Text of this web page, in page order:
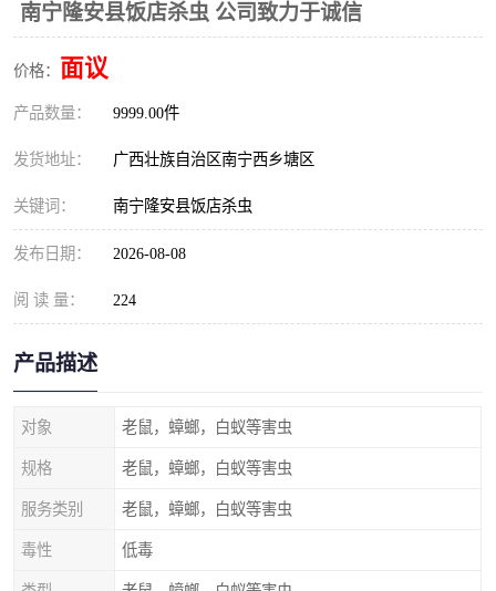
南宁隆安县饭店杀虫 公司致力于诚信
价格： 面议
产品数量： 9999.00件
发货地址： 广西壮族自治区南宁西乡塘区
关键词： 南宁隆安县饭店杀虫
发布日期： 2026-08-08
阅 读 量： 224
产品描述
对象 老鼠，蟑螂，白蚁等害虫
规格 老鼠，蟑螂，白蚁等害虫
服务类别 老鼠，蟑螂，白蚁等害虫
毒性 低毒